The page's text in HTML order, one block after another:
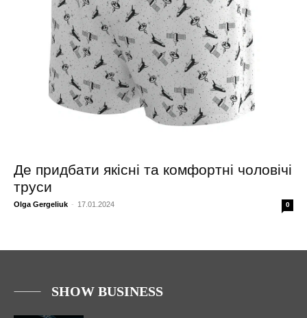
Де придбати якісні та комфортні чоловічі
труси
Olga Gergeliuk - 17.01.2024 0
SHOW BUSINESS